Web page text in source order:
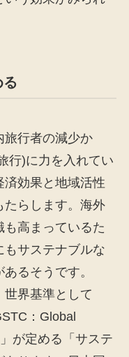
旅行者の減少か
行)に力を入れてい
済効果と地域活性
たらします。海外
高まっているた
サステナブルな
るそうです。
界基準として
：Global
が定める「サステ